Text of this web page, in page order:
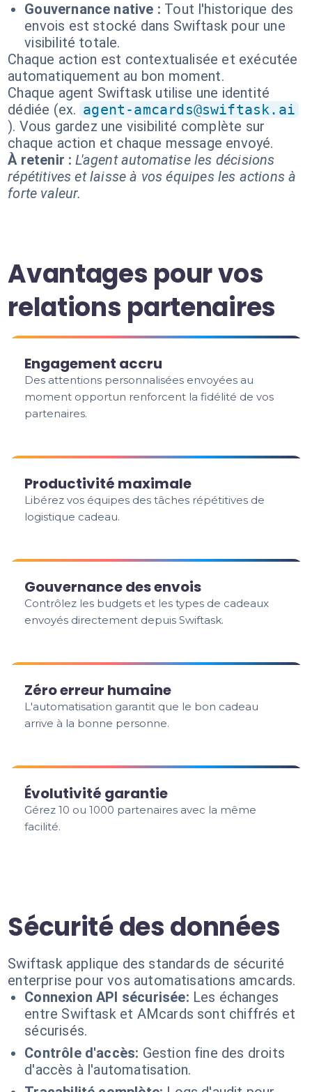
Gouvernance native : Tout l'historique des
envois est stocké dans Swiftask pour une
visibilité totale.
Chaque action est contextualisée et exécutée
automatiquement au bon moment.
Chaque agent Swiftask utilise une identité
dédiée (ex. agent-amcards@swiftask.ai
). Vous gardez une visibilité complète sur
chaque action et chaque message envoyé.
À retenir : L'agent automatise les décisions
répétitives et laisse à vos équipes les actions à
forte valeur.
Avantages pour vos
relations partenaires
Engagement accru
Des attentions personnalisées envoyées au
moment opportun renforcent la fidélité de vos
partenaires.
Productivité maximale
Libérez vos équipes des tâches répétitives de
logistique cadeau.
Gouvernance des envois
Contrôlez les budgets et les types de cadeaux
envoyés directement depuis Swiftask.
Zéro erreur humaine
L'automatisation garantit que le bon cadeau
arrive à la bonne personne.
Évolutivité garantie
Gérez 10 ou 1000 partenaires avec la même
facilité.
Sécurité des données
Swiftask applique des standards de sécurité
enterprise pour vos automatisations amcards.
Connexion API sécurisée: Les échanges
entre Swiftask et AMcards sont chiffrés et
sécurisés.
Contrôle d'accès: Gestion fine des droits
d'accès à l'automatisation.